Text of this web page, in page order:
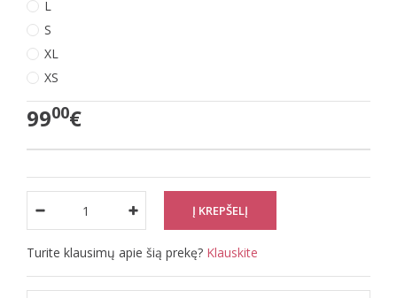
L
S
XL
XS
9900€
Turite klausimų apie šią prekę? Klauskite